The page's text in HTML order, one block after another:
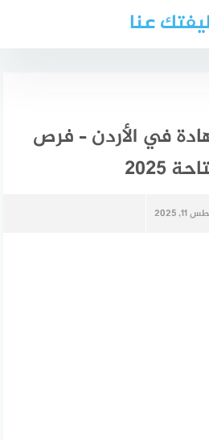
عنا
في الأردن – فرص
2025